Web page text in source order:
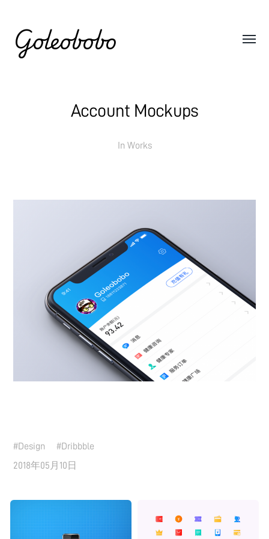
Goleobobo
Account Mockups
In Works
#Design #Dribbble
2018年05月10日